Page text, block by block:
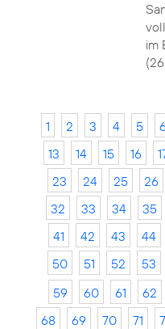
im
1 2 3 4 5
13
14 15 16
23
24 25 26
32
33 34 35
41
42 43 44
50
51 52 53
59
60 61 62
68
69 70 71